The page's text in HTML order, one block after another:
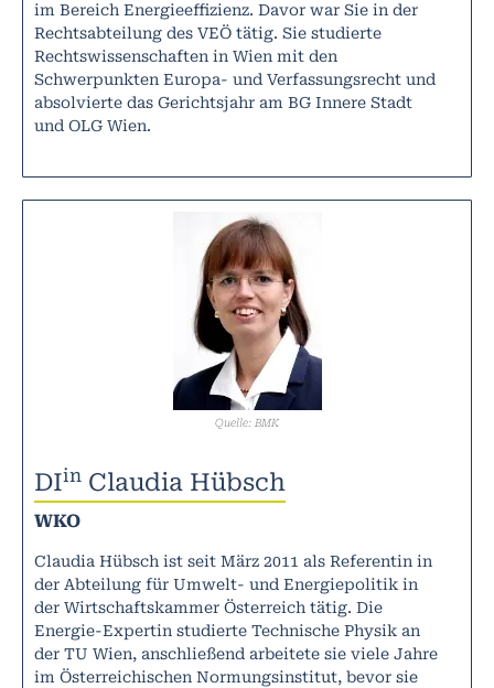
im Bereich Energieeffizienz. Davor war Sie in der
Rechtsabteilung des VEÖ tätig. Sie studierte
Rechtswissenschaften in Wien mit den
Schwerpunkten Europa- und Verfassungsrecht und
absolvierte das Gerichtsjahr am BG Innere Stadt
und OLG Wien.
Quelle: BMK
DIin Claudia Hübsch
WKO
Claudia Hübsch ist seit März 2011 als Referentin in
der Abteilung für Umwelt- und Energiepolitik in
der Wirtschaftskammer Österreich tätig. Die
Energie-Expertin studierte Technische Physik an
der TU Wien, anschließend arbeitete sie viele Jahre
im Österreichischen Normungsinstitut, bevor sie